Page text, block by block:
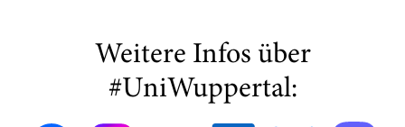
Weitere Infos über
#UniWuppertal: